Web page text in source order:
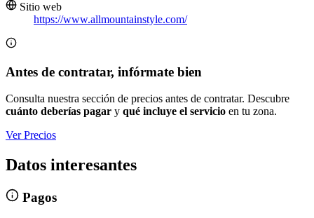
Sitio web
https://www.allmountainstyle.com/
Antes de contratar, infórmate bien
Consulta nuestra sección de precios antes de contratar. Descubre
cuánto deberías pagar y qué incluye el servicio en tu zona.
Ver Precios
Datos interesantes
Pagos